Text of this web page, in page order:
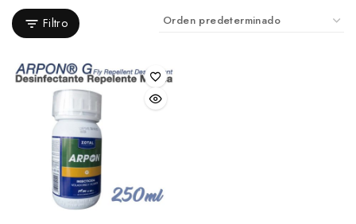
Filtro
Cuidado de piel
pelo y tendones
Cuidado del cuero
Inicio
Cuidados y Salud
Accesorios para limpieza
Almohazas y Esponjas
Brochas